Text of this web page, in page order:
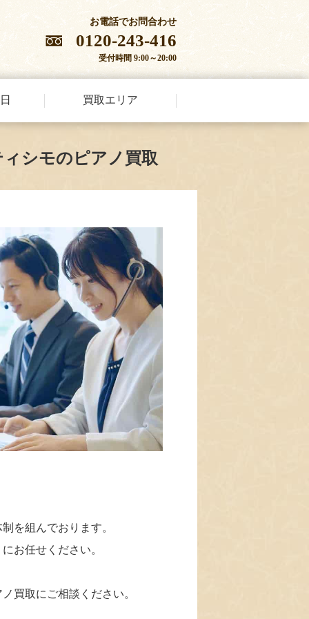
お電話でお問合わせ
0120-243-416
受付時間 9:00～20:00
買取エリア
シモのピアノ買取
を組んでおります。
お任せください。
買取にご相談ください。